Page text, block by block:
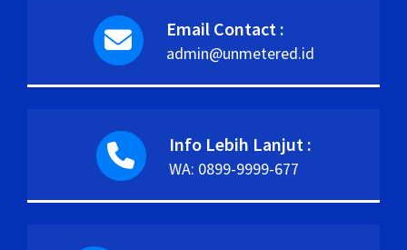
Email Contact :
admin@unmetered.id
Info Lebih Lanjut :
WA: 0899-9999-677